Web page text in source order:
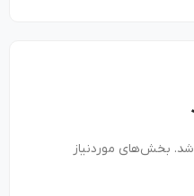
بخش‌های موردنیاز